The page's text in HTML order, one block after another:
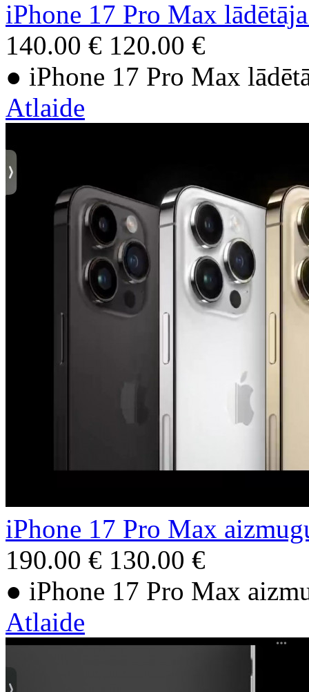
iPhone 17 Pro Max
140.00 € 120.00 €
● iPhone 17 Pro Max
Atlaide
iPhone 17 Pro Max
190.00 € 130.00 €
● iPhone 17 Pro Max
Atlaide